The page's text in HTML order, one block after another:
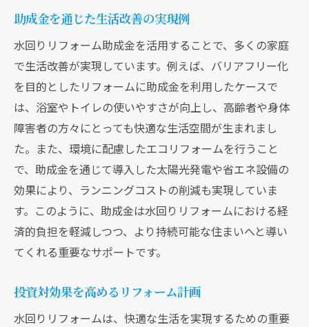
助成金を通じた生活改善の実現例
水回りリフォーム助成金を活用することで、多くの家庭
で生活改善が実現しています。例えば、バリアフリー化
を目的としたリフォームに助成金を利用したケースで
は、浴室やトイレの使いやすさが向上し、高齢者や身体
障害者の方々にとっても快適な生活空間が生まれまし
た。また、環境に配慮したエコリフォームを行うこと
で、助成金を通じて導入した太陽光発電や省エネ設備の
効果により、ランニングコストの削減も実現していま
す。このように、助成金は水回りリフォームにおける経
済的負担を軽減しつつ、より持続可能な住まいへと導い
てくれる重要なサポートです。
投資対効果を高めるリフォーム計画
水回りリフォームは、快適な生活を実現するための重要